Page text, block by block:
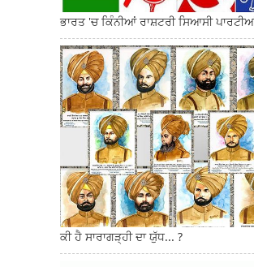
ਭਾਰਤ 'ਚ ਕਿੰਨੀਆਂ ਰਾਸ਼ਟਰੀ ਸਿਆਸੀ
ਕੀ ਹੈ ਸਾਰਾਗੜ੍ਹੀ ਦਾ ਯੁੱਧ... ?